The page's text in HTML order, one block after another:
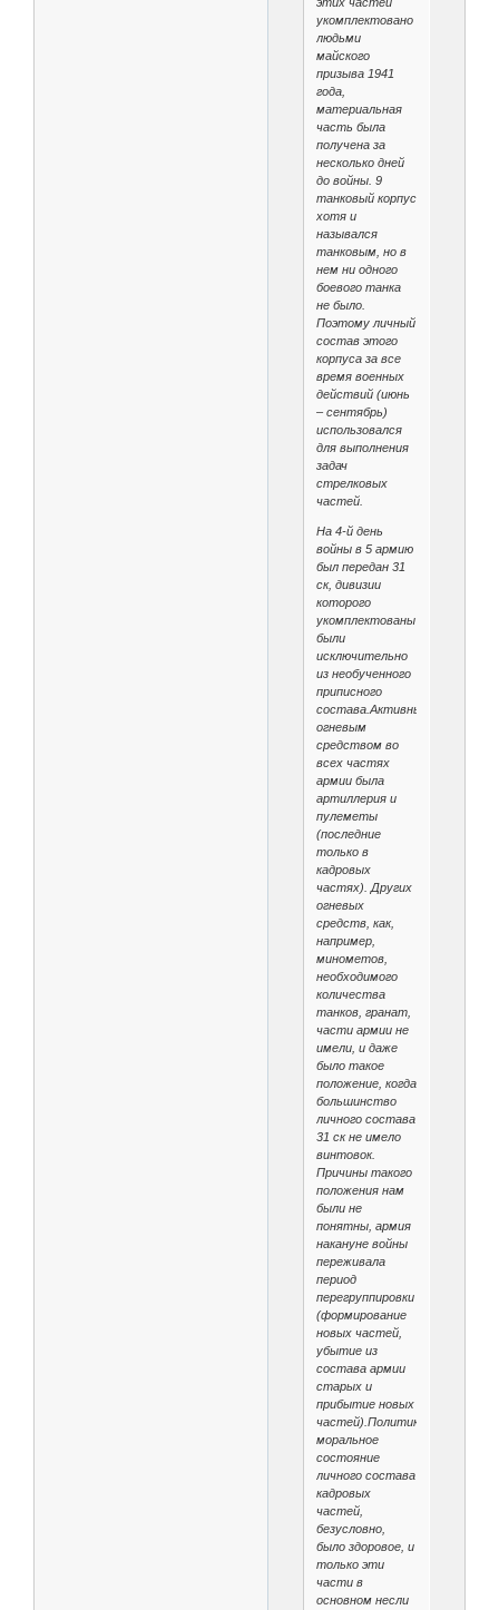
укомплектовано
людьми
майского
призыва 1941
года,
материальная
часть была
получена за
несколько дней
до войны. 9
танковый корпус
хотя и
назывался
танковым, но в
нем ни одного
боевого танка
не было.
Поэтому личный
состав этого
корпуса за все
время военных
действий (июнь
– сентябрь)
использовался
для выполнения
задач
стрелковых
частей.
На 4-й день
войны в 5 армию
был передан 31
ск, дивизии
которого
укомплектованы
были
исключительно
из необученного
приписного
состава.Активным
огневым
средством во
всех частях
армии была
артиллерия и
пулеметы
(последние
только в
кадровых
частях). Других
огневых
средств, как,
например,
минометов,
необходимого
количества
танков, гранат,
части армии не
имели, и даже
было такое
положение, когда
большинство
личного состава
31 ск не имело
винтовок.
Причины такого
положения нам
были не
понятны, армия
накануне войны
переживала
период
перегруппировки
(формирование
новых частей,
убытие из
состава армии
старых и
прибытие новых
частей).Политико-
моральное
состояние
личного состава
кадровых
частей,
безусловно,
было здоровое, и
только эти
части в
основном несли